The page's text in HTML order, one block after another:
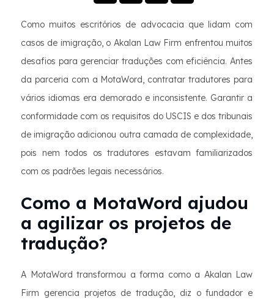
Como muitos escritórios de advocacia que lidam com
casos de imigração, o Akalan Law Firm enfrentou muitos
desafios para gerenciar traduções com eficiência. Antes
da parceria com a MotaWord, contratar tradutores para
vários idiomas era demorado e inconsistente. Garantir a
conformidade com os requisitos do USCIS e dos tribunais
de imigração adicionou outra camada de complexidade,
pois nem todos os tradutores estavam familiarizados
com os padrões legais necessários.
Como a MotaWord ajudou
a agilizar os projetos de
tradução?
A MotaWord transformou a forma como a Akalan Law
Firm gerencia projetos de tradução, diz o fundador e